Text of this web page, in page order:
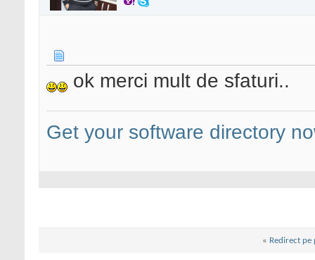
ok merci mult de sfaturi..
Get your software directory
« Redirect